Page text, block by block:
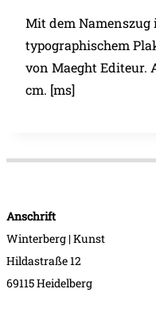
Mit dem Namenszug
typographischem
von Maeght Editeur.
cm. [ms]
Anschrift
Winterberg | Kunst
Hildastraße 12
69115 Heidelberg